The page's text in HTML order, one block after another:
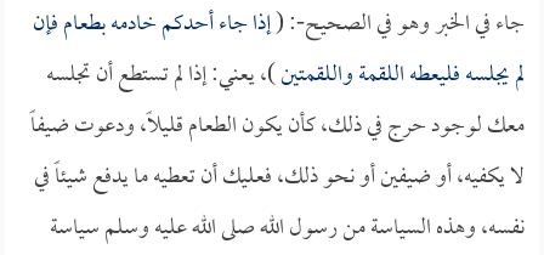
جاء في الخبر وهو في الصحيح-: (إذا جاء أحدكم خادمه بطعام فإن
لم يجلسه فليعطه اللقمة واللقمتين)، يعني: إذا لم تستطع أن تجلسه
معك لوجود حرج في ذلك، كأن يكون الطعام قليلاً، ودعوت ضيفاً
لا يكفيه، أو ضيفين أو نحو ذلك، فعليك أن تعطيه ما يدفع شيئاً في
نفسه، وهذه السياسة من رسول الله صلى الله عليه وسلم سياسة